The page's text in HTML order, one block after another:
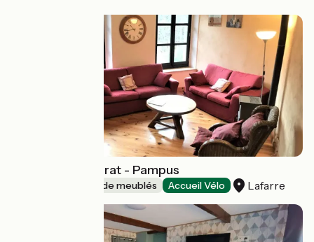
Domaine de Clarat - Pampus
Gîtes et locations de meublés Accueil Vélo Lafarre